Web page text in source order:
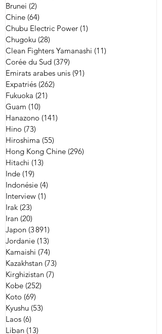
Brunei (2)
Chine (64)
Chubu Electric Power (1)
Chugoku (28)
Clean Fighters Yamanashi (11)
Corée du Sud (379)
Emirats arabes unis (91)
Expatriés (262)
Fukuoka (21)
Guam (10)
Hanazono (141)
Hino (73)
Hiroshima (55)
Hong Kong Chine (296)
Hitachi (13)
Inde (19)
Indonésie (4)
Interview (1)
Irak (23)
Iran (20)
Japon (3 891)
Jordanie (13)
Kamaishi (74)
Kazakhstan (73)
Kirghizistan (7)
Kobe (252)
Koto (69)
Kyushu (53)
Laos (6)
Liban (13)